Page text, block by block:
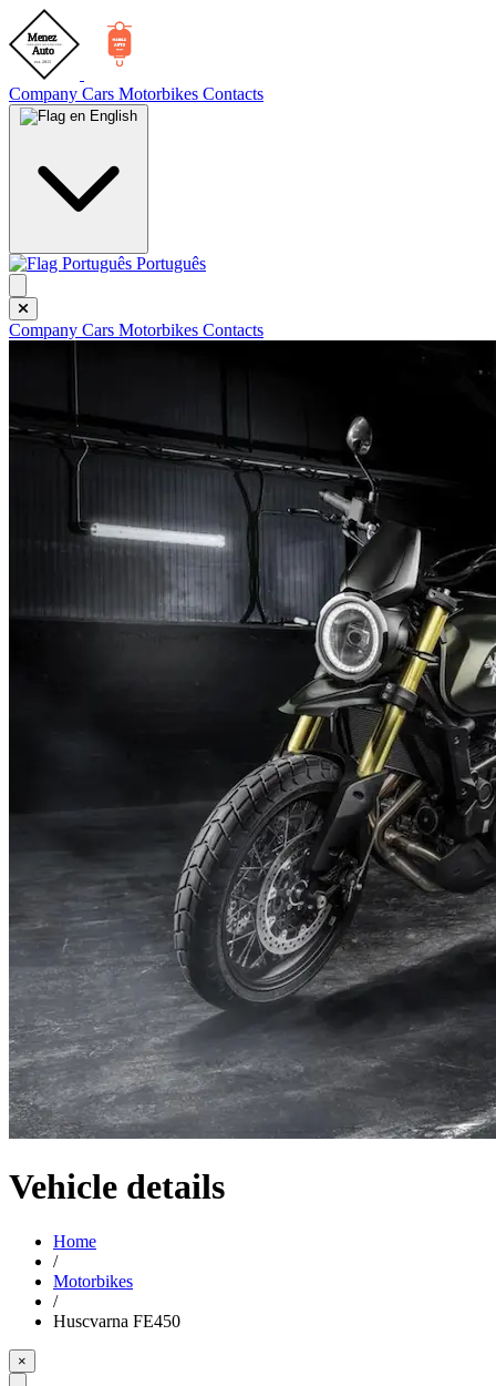
Company Cars Motorbikes Contacts
English
Português
Company Cars Motorbikes Contacts
Vehicle details
Home
/
Motorbikes
/
Huscvarna FE450
×